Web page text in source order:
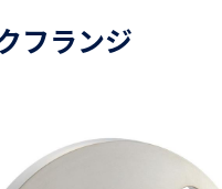
フランジ
VG25 ブランクフランジ
会社・学校